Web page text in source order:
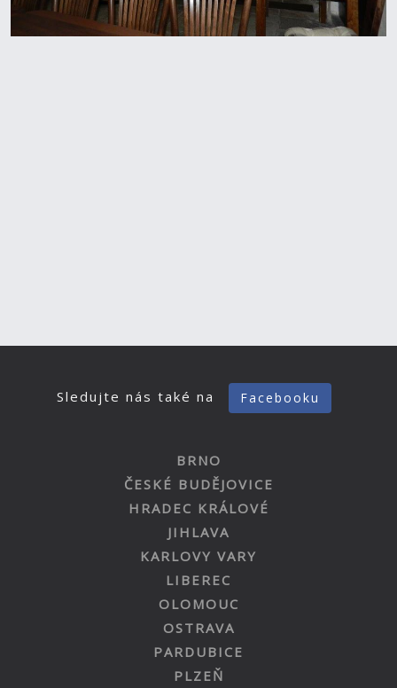
Sledujte nás také na Facebooku
BRNO
ČESKÉ BUDĚJOVICE
HRADEC KRÁLOVÉ
JIHLAVA
KARLOVY VARY
LIBEREC
OLOMOUC
OSTRAVA
PARDUBICE
PLZEŇ